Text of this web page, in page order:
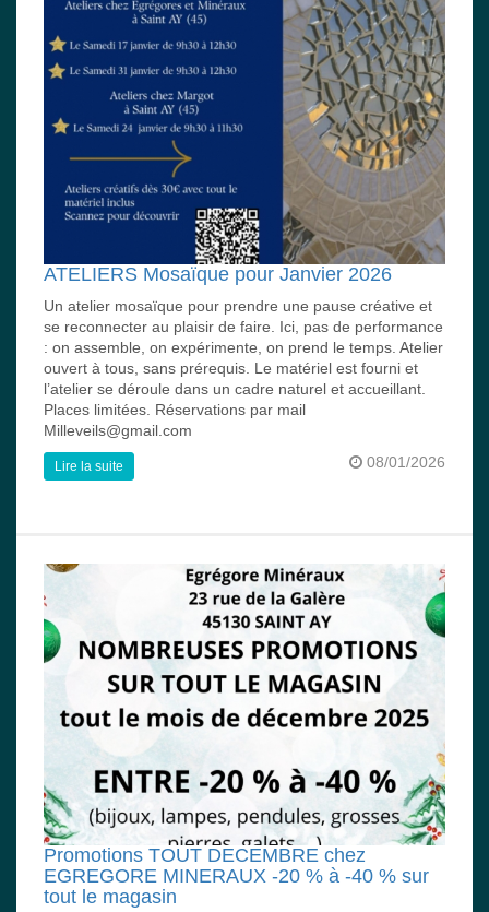
ATELIERS Mosaïque pour Janvier 2026
Un atelier mosaïque pour prendre une pause créative et
se reconnecter au plaisir de faire. Ici, pas de performance
: on assemble, on expérimente, on prend le temps. Atelier
ouvert à tous, sans prérequis. Le matériel est fourni et
l’atelier se déroule dans un cadre naturel et accueillant.
Places limitées. Réservations par mail
Milleveils@gmail.com
08/01/2026
Lire la suite
Promotions TOUT DECEMBRE chez
EGREGORE MINERAUX -20 % à -40 % sur
tout le magasin